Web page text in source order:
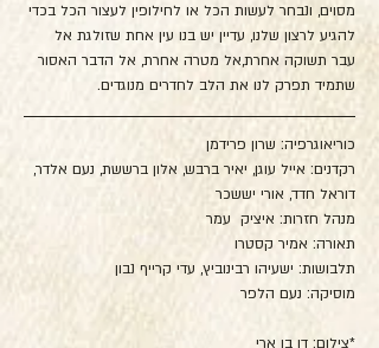
מסוים, ונבחר לעשות הכל או לחילופין לעצור הכל בכדי
להגיע לרצון שלנו, עדיין יש בנו עין אחת שזולגת אל
עבר תשוקה אחרת,אל מטרה אחרת, אל הדבר האסור
שתמיד תפרק לנו את הלב לחדרים מנוגדים.
כוריאוגרפיה: שרון פרידמן
רקדנים: אייל עוגן, יאיר ברבש, אלון ברששת, נעם אלדר,
דוראל חדד, אורי יששכר
מנהל חזרות: איציק  עמר
תאורה: אמיר קסטרו
תלבושות: ישעיהו רבינוביץ, עדי קרייף נבון
מוסיקה: נעם הלפר
*צילום: דן בן ארי